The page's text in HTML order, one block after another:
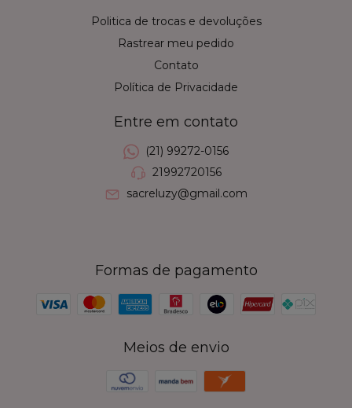
Politica de trocas e devoluções
Rastrear meu pedido
Contato
Política de Privacidade
Entre em contato
(21) 99272-0156
21992720156
sacreluzy@gmail.com
Formas de pagamento
Meios de envio